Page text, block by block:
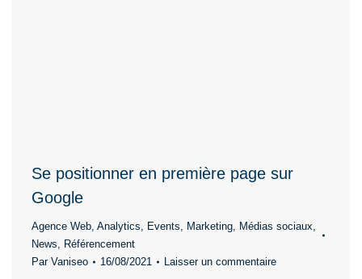
Se positionner en première page sur
Google
Agence Web, Analytics, Events, Marketing, Médias sociaux,
News, Référencement
Par Vaniseo 16/08/2021 Laisser un commentaire